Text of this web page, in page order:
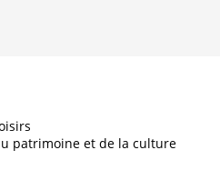
patrimoine et de la culture